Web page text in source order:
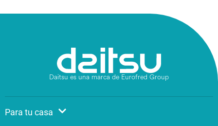
Daitsu es una marca de Eurofred Group
Para tu casa